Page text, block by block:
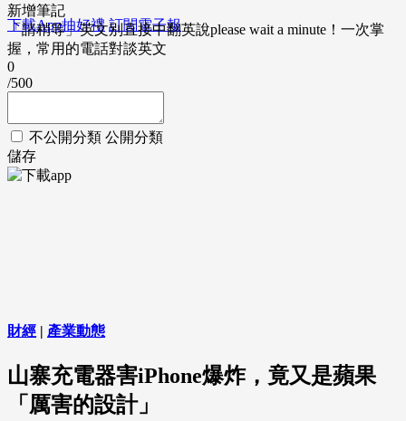
下載App抽好禮 訂閱電子報
新增筆記
「請稍等」英文別直接中翻英說please wait a minute！一次掌
握，常用的電話對談英文
0
/500
不公開分類 公開分類
儲存
財經 | 產業動態
山寨充電器害iPhone爆炸，竟又是蘋果
「厲害的設計」